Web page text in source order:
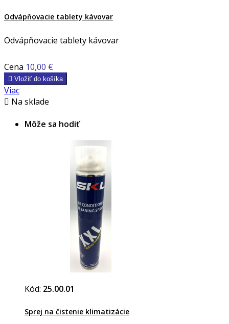
Odvápňovacie tablety kávovar
Odvápňovacie tablety kávovar
Cena 10,00 €
 Vložiť do košíka
Viac
 Na sklade
Môže sa hodiť
Kód: 25.00.01
Sprej na čistenie klimatizácie